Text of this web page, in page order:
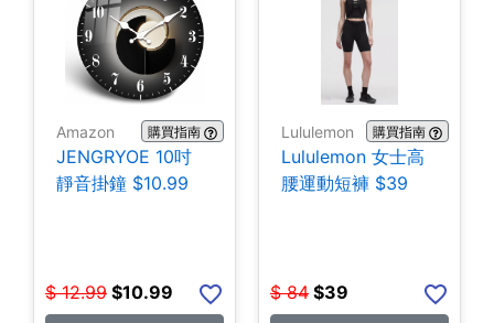
Amazon 購買指南
JENGRYOE 10吋
靜音掛鐘 $10.99
$ 12.99 $10.99
Lululemon 購買指南
Lululemon 女士高
腰運動短褲 $39
$ 84 $39